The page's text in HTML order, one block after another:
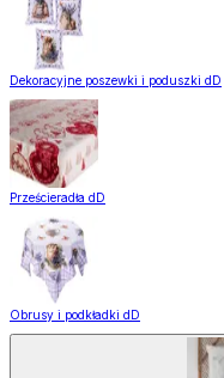
Dekoracyjne poszewki i poduszki dD
Prześcieradła dD
Obrusy i podkładki dD